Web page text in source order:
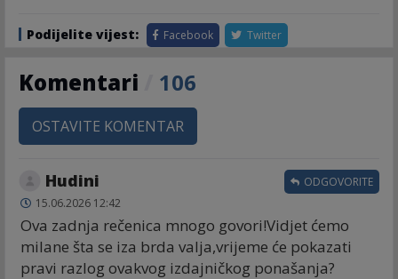
Podijelite vijest: Facebook Twitter
Komentari 106
OSTAVITE KOMENTAR
Hudini
15.06.2026 12:42
Ova zadnja rečenica mnogo govori!Vidjet ćemo
milane šta se iza brda valja,vrijeme će pokazati
pravi razlog ovakvog izdajničkog ponašanja?
ODGOVORITE